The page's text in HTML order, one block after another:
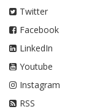
Twitter
Facebook
LinkedIn
Youtube
Instagram
RSS